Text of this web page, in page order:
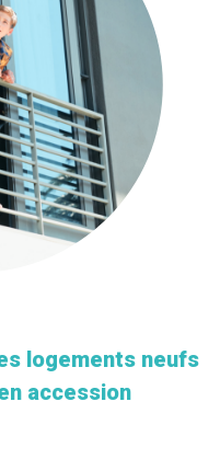
logements neufs
accession